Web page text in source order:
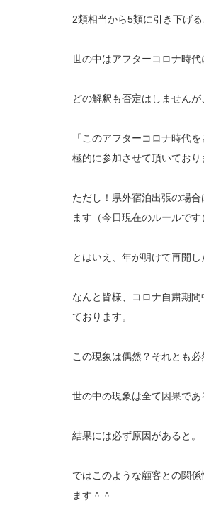
2類相当から5類に引き下げ
世の中はアフターコロナ時
どの解釈も否定はしませんが
「このアフターコロナ時代
極的に参加させて頂いており
ただし！県外宿泊出張の場
ます（今日現在のルールです
とはいえ、年が明けて再開
なんと皆様、コロナ自粛期
ております。
この現象は偶然？それとも必
世の中の現象は全て因果であ
結果には必ず原因があると。
ではこのような顧客との関
ます＾＾